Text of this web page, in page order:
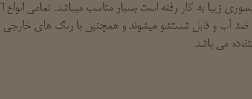
زیبا به کار رفته است بسیار مناسب میباشد. تمامی
ضد آب و قابل شستشو میشوند و همچنین با رنگ های خارجی
می باشد.